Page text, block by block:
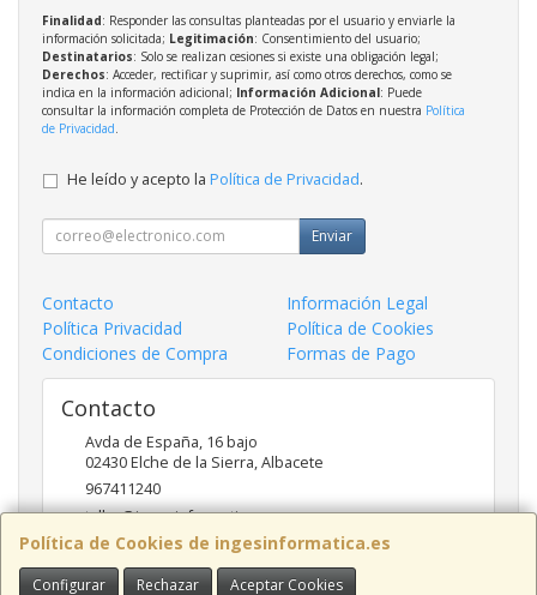
Política de Cookies de ingesinformatica.es
Configurar Rechazar Aceptar Cookies
Finalidad: Responder las consultas planteadas por el usuario y enviarle la
información solicitada; Legitimación: Consentimiento del usuario;
Destinatarios: Solo se realizan cesiones si existe una obligación legal;
Derechos: Acceder, rectificar y suprimir, así como otros derechos, como se
indica en la información adicional; Información Adicional: Puede
consultar la información completa de Protección de Datos en nuestra Política
de Privacidad
He leído y acepto la Política de Privacidad.
Enviar
Contacto
Información Legal
Política Privacidad
Política de Cookies
Condiciones de Compra
Formas de Pago
Contacto
Avda de España, 16 bajo
02430Elche de la Sierra,Albacete
967411240
taller@ingesinformatica.es